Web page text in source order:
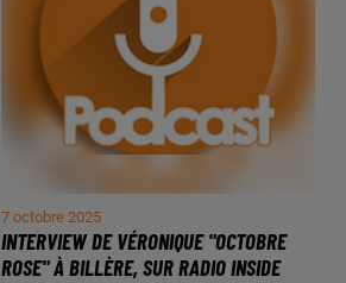
7 octobre 2025
INTERVIEW DE VÉRONIQUE "OCTOBRE
ROSE" À BILLÈRE, SUR RADIO INSIDE